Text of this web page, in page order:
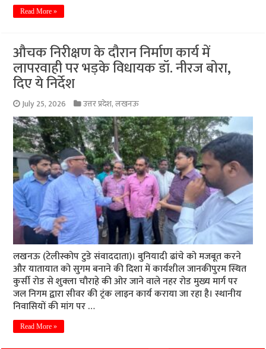
Read More »
औचक निरीक्षण के दौरान निर्माण कार्य में
लापरवाही पर भड़के विधायक डॉ. नीरज बोरा,
दिए ये निर्देश
July 25, 2026 उत्तर प्रदेश,लखनऊ
लखनऊ (टेलीस्कोप टुडे संवाददाता)। बुनियादी ढांचे को मजबूत करने
और यातायात को सुगम बनाने की दिशा में कार्यशील जानकीपुरम स्थित
कुर्सी रोड से शुक्ला चौराहे की ओर जाने वाले नहर रोड मुख्य मार्ग पर
जल निगम द्वारा सीवर की ट्रंक लाइन कार्य कराया जा रहा है। स्थानीय
निवासियों की मांग पर …
Read More »